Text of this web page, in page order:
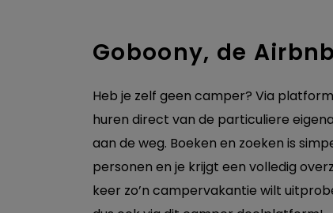
Goboony, de
Heb je zelf geen camper? Via
huren direct van de particuliere
aan de weg. Boeken en zoeken is
personen en je krijgt een volledig
keer zo’n campervakantie wilt